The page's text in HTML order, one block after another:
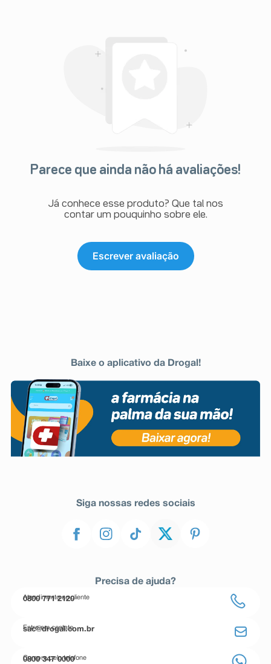
Parece que ainda não há avaliações!
Já conhece esse produto? Que tal nos
contar um pouquinho sobre ele.
Escrever avaliação
Baixe o aplicativo da Drogal!
Siga nossas redes sociais
Precisa de ajuda?
Atendimento ao cliente
0800 771 2120
Entre em contato
sac@drogal.com.br
Compre pelo telefone
0800 347 0000